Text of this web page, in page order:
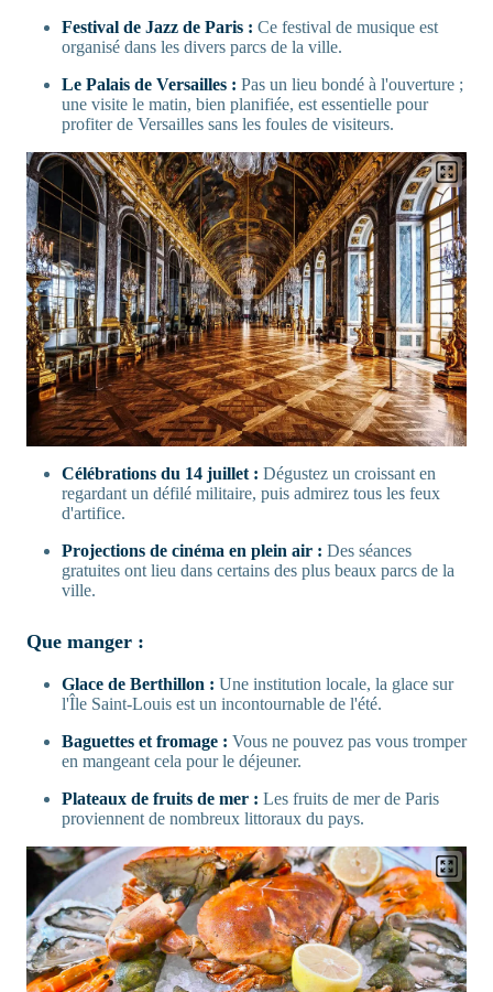
Festival de Jazz de Paris : Ce festival de musique est
organisé dans les divers parcs de la ville.
Le Palais de Versailles : Pas un lieu bondé à l'ouverture ;
une visite le matin, bien planifiée, est essentielle pour
profiter de Versailles sans les foules de visiteurs.
Célébrations du 14 juillet : Dégustez un croissant en
regardant un défilé militaire, puis admirez tous les feux
d'artifice.
Projections de cinéma en plein air : Des séances
gratuites ont lieu dans certains des plus beaux parcs de la
ville.
Que manger :
Glace de Berthillon : Une institution locale, la glace sur
l'Île Saint-Louis est un incontournable de l'été.
Baguettes et fromage : Vous ne pouvez pas vous tromper
en mangeant cela pour le déjeuner.
Plateaux de fruits de mer : Les fruits de mer de Paris
proviennent de nombreux littoraux du pays.